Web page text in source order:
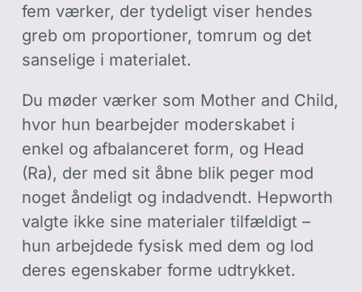
fem værker, der tydeligt viser hendes
greb om proportioner, tomrum og det
sanselige i materialet.
Du møder værker som Mother and Child,
hvor hun bearbejder moderskabet i
enkel og afbalanceret form, og Head
(Ra), der med sit åbne blik peger mod
noget åndeligt og indadvendt. Hepworth
valgte ikke sine materialer tilfældigt –
hun arbejdede fysisk med dem og lod
deres egenskaber forme udtrykket.